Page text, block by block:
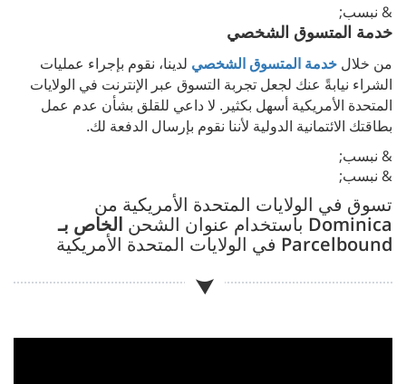
& نبسب;
خدمة المتسوق الشخصي
من خلال خدمة المتسوق الشخصي لدينا، نقوم بإجراء عمليات
الشراء نيابةً عنك لجعل تجربة التسوق عبر الإنترنت في الولايات
المتحدة الأمريكية أسهل بكثير. لا داعي للقلق بشأن عدم عمل
بطاقتك الائتمانية الدولية لأننا نقوم بإرسال الدفعة لك.
& نبسب;
& نبسب;
تسوق في الولايات المتحدة الأمريكية من
Dominica باستخدام عنوان الشحن الخاص بـ
Parcelbound في الولايات المتحدة الأمريكية